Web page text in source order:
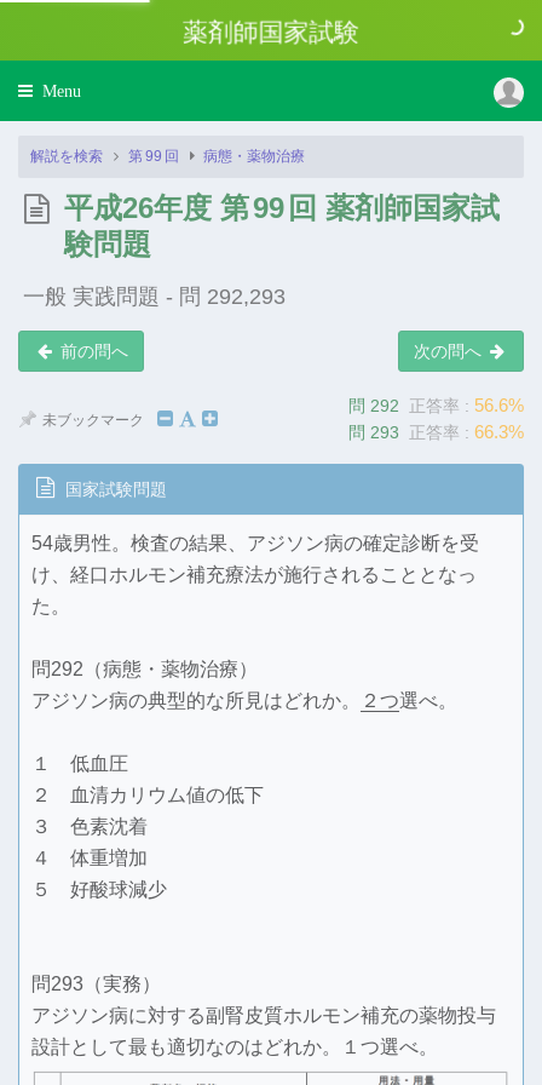
薬剤師国家試験
Toggle
Menu
解説を検索 第99 回 病態・薬物治療
平成26年度 第99 回 薬剤師国家試
験問題
一般 実践問題 - 問 292,293
前の問へ 次の問へ
未ブックマーク
問 292 正答率 : 56.6%
問 293 正答率 : 66.3%
国家試験問題
54歳男性。検査の結果、アジソン病の確定診断を受
け、経口ホルモン補充療法が施行されることとなっ
た。
問292（病態・薬物治療）
アジソン病の典型的な所見はどれか。
２つ選べ。
１ 低血圧
２ 血清カリウム値の低下
３ 色素沈着
４ 体重増加
５ 好酸球減少
問293（実務）
アジソン病に対する副腎皮質ホルモン補充の薬物投与
設計として最も適切なのはどれか。１つ選べ。